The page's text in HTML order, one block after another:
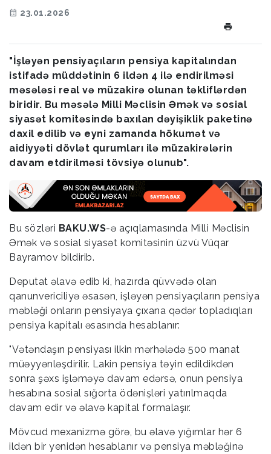
23.01.2026
"İşləyən pensiyaçıların pensiya kapitalından
istifadə müddətinin 6 ildən 4 ilə endirilməsi
məsələsi real və müzakirə olunan təkliflərdən
biridir. Bu məsələ Milli Məclisin Əmək və sosial
siyasət komitəsində baxılan dəyişiklik paketinə
daxil edilib və eyni zamanda hökumət və
aidiyyəti dövlət qurumları ilə müzakirələrin
davam etdirilməsi tövsiyə olunub".
Bu sözləri BAKU.WS-ə açıqlamasında Milli Məclisin
Əmək və sosial siyasət komitəsinin üzvü Vüqar
Bayramov bildirib.
Deputat əlavə edib ki, hazırda qüvvədə olan
qanunvericiliyə əsasən, işləyən pensiyaçıların pensiya
məbləği onların pensiyaya çıxana qədər topladıqları
pensiya kapitalı əsasında hesablanır:
"Vətəndaşın pensiyası ilkin mərhələdə 500 manat
müəyyənləşdirilir. Lakin pensiya təyin edildikdən
sonra şəxs işləməyə davam edərsə, onun pensiya
hesabına sosial sığorta ödənişləri yatırılmaqda
davam edir və əlavə kapital formalaşır.
Mövcud mexanizmə görə, bu əlavə yığımlar hər 6
ildən bir yenidən hesablanır və pensiya məbləğinə